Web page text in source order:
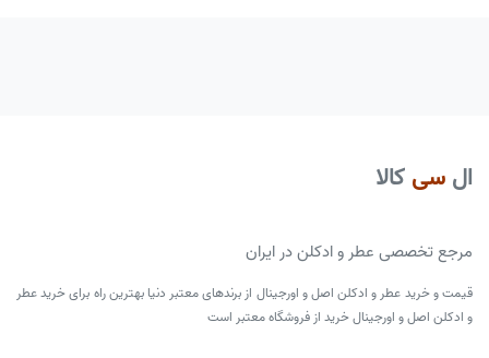
ال سی کالا
مرجع تخصصی عطر و ادکلن در ایران
قیمت و خرید عطر و ادکلن اصل و اورجینال از برندهای معتبر دنیا بهترین راه برای خرید عطر
و ادکلن اصل و اورجینال خرید از فروشگاه معتبر است